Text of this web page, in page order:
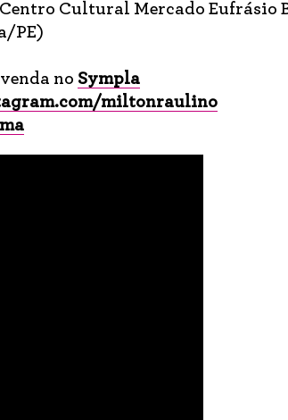
Cultural Mercado Eufrásio
PE)
no Sympla
miltonraulino